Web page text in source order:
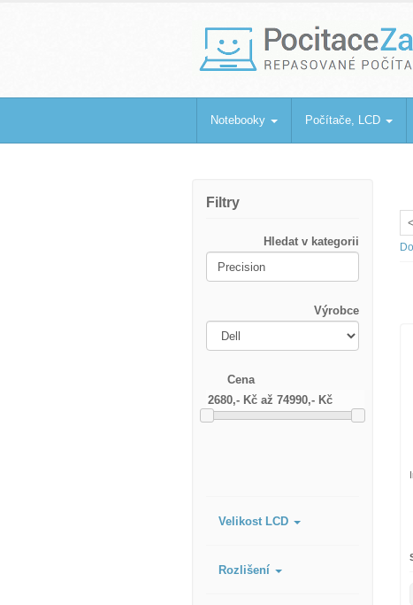
Repasované počítače a notebooky
Notebooky Počítače, LCD
Filtry
Hledat v kategorii
Výrobce
Cena
Velikost LCD
Rozlišení